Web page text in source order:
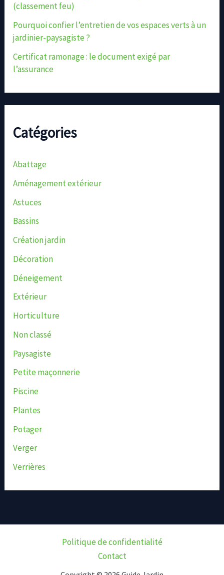
(classement feu)
Pourquoi confier l’entretien de vos espaces verts à un
jardinier-paysagiste ?
Certificat ramonage : le document exigé par
l’assurance
Catégories
Abattage
Aménagement extérieur
Astuces
Bassins
Création jardin
Décoration
Déneigement
Extérieur
Horticulture
Non classé
Paysagiste
Petite maçonnerie
Piscine
Plantes
Potager
Verger
Verrières
Politique de confidentialité
Contact